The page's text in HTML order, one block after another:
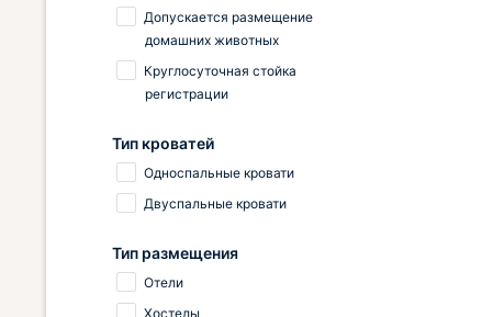
Допускается размещение
домашних животных
Круглосуточная стойка
регистрации
Тип кроватей
Односпальные кровати
Двуспальные кровати
Тип размещения
Отели
Хостелы